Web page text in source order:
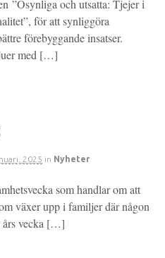
”Osynliga och utsatta: Tjejer i
för att synliggöra
förebyggande insatser.
med […]
2025 in Nyheter
som handlar om att
växer upp i familjer där någon
års vecka […]